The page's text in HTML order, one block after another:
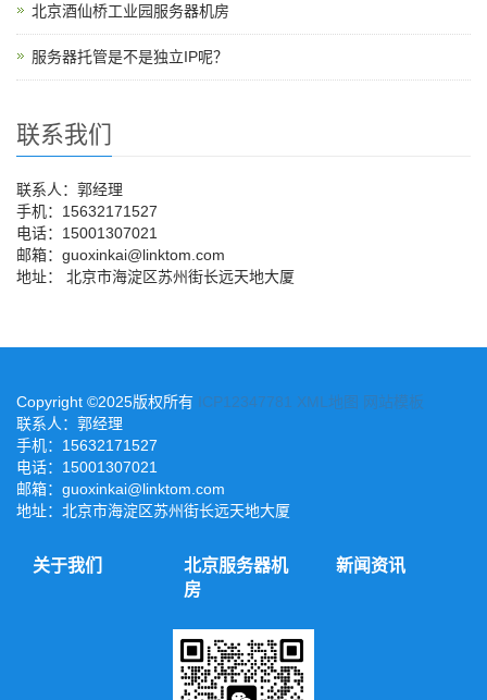
北京酒仙桥工业园服务器机房
服务器托管是不是独立IP呢？
联系我们
联系人：郭经理
手机：15632171527
电话：15001307021
邮箱：guoxinkai@linktom.com
地址： 北京市海淀区苏州街长远天地大厦
Copyright ©2025版权所有 ICP12347781 XML地图 网站模板
联系人：郭经理
手机：15632171527
电话：15001307021
邮箱：guoxinkai@linktom.com
地址：北京市海淀区苏州街长远天地大厦
关于我们
北京服务器机
房
新闻资讯